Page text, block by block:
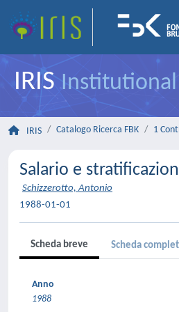
IRISInstitutional
IRIS Catalogo Ricerca FBK 1
Salario e
Schizzerotto, Antonio
1988-01-01
Scheda breve Scheda
Anno
1988